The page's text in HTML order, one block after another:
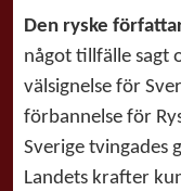
Den ryske
något tillfälle sagt
välsignelse för
förbannelse för
Sverige tvingades
Landets krafter